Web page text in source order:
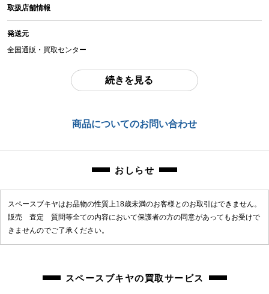
アイテム状態
箱、説明書、カートリッジ（未開封）付属。本体はほとんど使用感のない美品
です。重量：約480g （カートリッジ含まず） ハンマー～シリンダー～トリガ
品となりますので内容や状態をよくご確認の上ご検討ください。
お品物についてのご注意を必ずお読み頂き、ご同意の上でご購入下さい
取扱店舗情報
発送元
全国通販・買取センター
東京都江戸川区中葛西6-10-14 2F
続きを見る
商品についてのお問い合わせ
おしらせ
スペースブキヤはお品物の性質上18歳未満のお客様とのお取引はできません。
販売 査定 質問等全ての内容において保護者の方の同意があってもお受けで
きませんのでご了承ください。
スペースブキヤの買取サービス